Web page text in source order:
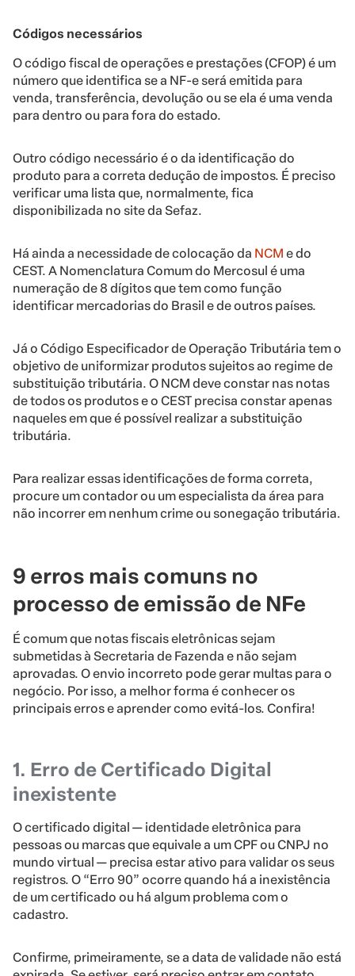
Códigos necessários
O código fiscal de operações e prestações (CFOP) é um
número que identifica se a NF-e será emitida para
venda, transferência, devolução ou se ela é uma venda
para dentro ou para fora do estado.
Outro código necessário é o da identificação do
produto para a correta dedução de impostos. É preciso
verificar uma lista que, normalmente, fica
disponibilizada no site da Sefaz.
Há ainda a necessidade de colocação da NCM e do
CEST. A Nomenclatura Comum do Mercosul é uma
numeração de 8 dígitos que tem como função
identificar mercadorias do Brasil e de outros países.
Já o Código Especificador de Operação Tributária tem o
objetivo de uniformizar produtos sujeitos ao regime de
substituição tributária. O NCM deve constar nas notas
de todos os produtos e o CEST precisa constar apenas
naqueles em que é possível realizar a substituição
tributária.
Para realizar essas identificações de forma correta,
procure um contador ou um especialista da área para
não incorrer em nenhum crime ou sonegação tributária.
9 erros mais comuns no
processo de emissão de NFe
É comum que notas fiscais eletrônicas sejam
submetidas à Secretaria de Fazenda e não sejam
aprovadas. O envio incorreto pode gerar multas para o
negócio. Por isso, a melhor forma é conhecer os
principais erros e aprender como evitá-los. Confira!
1. Erro de Certificado Digital
inexistente
O certificado digital — identidade eletrônica para
pessoas ou marcas que equivale a um CPF ou CNPJ no
mundo virtual — precisa estar ativo para validar os seus
registros. O “Erro 90” ocorre quando há a inexistência
de um certificado ou há algum problema com o
cadastro.
Confirme, primeiramente, se a data de validade não está